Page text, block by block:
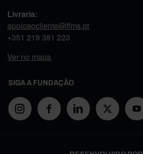
Livraria:
apoioaocliente@ffms.pt
+351 219 381 223
Ver no mapa
SIGA A FUNDAÇÃO